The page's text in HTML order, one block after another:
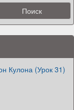
Кулона (Урок 31)